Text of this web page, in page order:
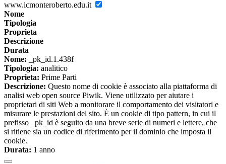
www.icmonteroberto.edu.it
Nome
Tipologia
Proprieta
Descrizione
Durata
Nome: _pk_id.1.438f
Tipologia: analitico
Proprieta: Prime Parti
Descrizione: Questo nome di cookie è associato alla piattaforma di
analisi web open source Piwik. Viene utilizzato per aiutare i
proprietari di siti Web a monitorare il comportamento dei visitatori e
misurare le prestazioni del sito. È un cookie di tipo pattern, in cui il
prefisso _pk_id è seguito da una breve serie di numeri e lettere, che
si ritiene sia un codice di riferimento per il dominio che imposta il
cookie.
Durata: 1 anno